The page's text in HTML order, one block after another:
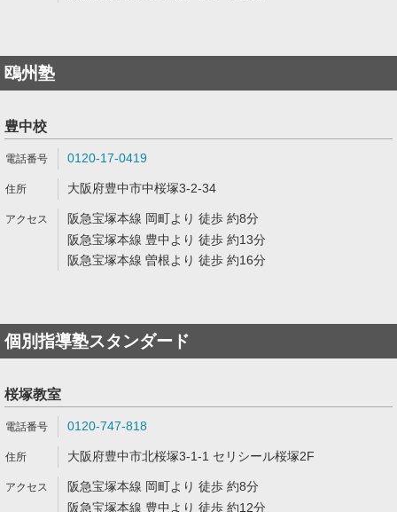
鴎州塾
豊中校
0120-17-0419
大阪府豊中市中桜塚3-2-34
阪急宝塚本線 岡町より 徒歩 約8分
阪急宝塚本線 豊中より 徒歩 約13分
阪急宝塚本線 曽根より 徒歩 約16分
個別指導塾スタンダード
桜塚教室
0120-747-818
大阪府豊中市北桜塚3-1-1 セリシール桜塚2F
阪急宝塚本線 岡町より 徒歩 約8分
阪急宝塚本線 豊中より 徒歩 約12分